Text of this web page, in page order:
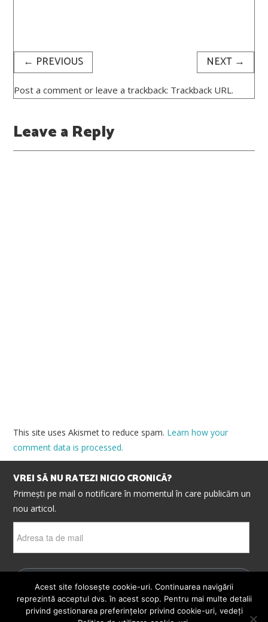
← PREVIOUS NEXT →
Post a comment or leave a trackback: Trackback URL .
Leave a Reply
This site uses Akismet to reduce spam. Learn how your
comment data is processed.
VREI SĂ NU RATEZI NICIO CRONICĂ?
Primești pe mail o notificare în momentul în care publicăm un
nou articol.
ta
de
ABONEAZĂ-TE
Acest site folosește cookie-uri. Continuarea navigării
reprezintă acceptul dvs. în acest scop. Pentru mai multe detalii
privind gestionarea preferințelor privind cookie-uri, vedeți